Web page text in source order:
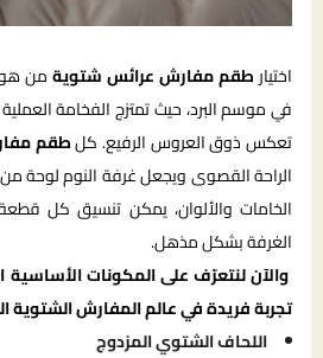
اختيار طقم مفارش عرائس شتويةمن
في موسم البرد، حيث تمتزج الفخامة
تعكس ذوق العروس الرفيع. كلطقم
الراحة القصوى ويجعل غرفة النوم لوحة
الخامات والألوان، يمكن تنسيق كل
الغرفة بشكل مذهل.
والآن لنتعرّف على المكونات
تجربة فريدة في عالم المفارش الشتوية
اللحاف الشتوي المزدوج